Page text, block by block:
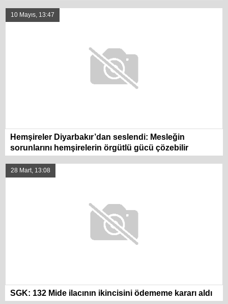
10 Mayıs, 13:47
Hemşireler Diyarbakır’dan seslendi: Mesleğin
sorunlarını hemşirelerin örgütlü gücü çözebilir
28 Mart, 13:08
SGK: 132 Mide ilacının ikincisini ödememe kararı aldı